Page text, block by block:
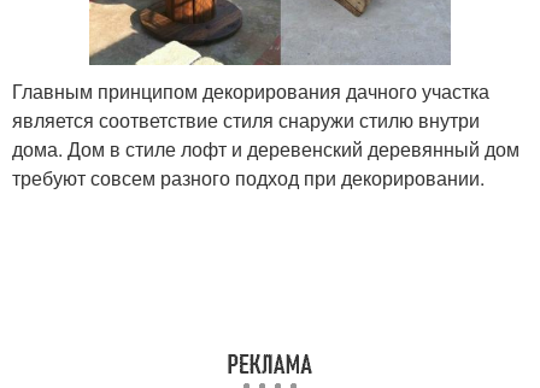
Главным принципом декорирования дачного участка
является соответствие стиля снаружи стилю внутри
дома. Дом в стиле лофт и деревенский деревянный дом
требуют совсем разного подход при декорировании.